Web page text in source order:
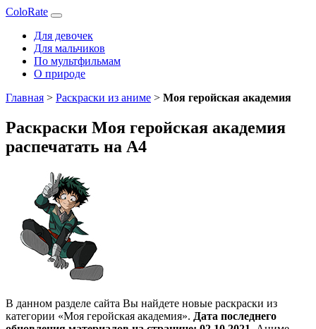
ColoRate
Для девочек
Для мальчиков
По мультфильмам
О природе
Главная > Раскраски из аниме > Моя геройская академия
Раскраски Моя геройская академия
распечатать на А4
В данном разделе сайта Вы найдете новые раскраски из
категории «Моя геройская академия». Дата последнего